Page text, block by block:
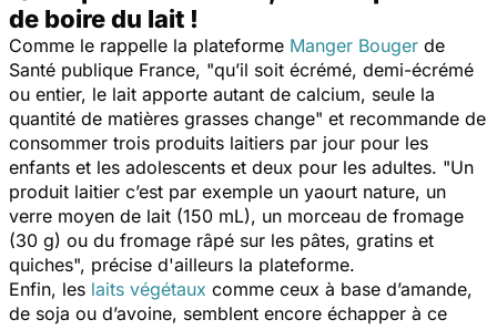
de boire du lait !
Comme le rappelle la plateforme Manger Bouger de
Santé publique France, "qu’il soit écrémé, demi-écrémé
ou entier, le lait apporte autant de calcium, seule la
quantité de matières grasses change" et recommande de
consommer trois produits laitiers par jour pour les
enfants et les adolescents et deux pour les adultes. "Un
produit laitier c’est par exemple un yaourt nature, un
verre moyen de lait (150 mL), un morceau de fromage
(30 g) ou du fromage râpé sur les pâtes, gratins et
quiches", précise d'ailleurs la plateforme.
Enfin, les laits végétaux comme ceux à base d’amande,
de soja ou d’avoine, semblent encore échapper à ce